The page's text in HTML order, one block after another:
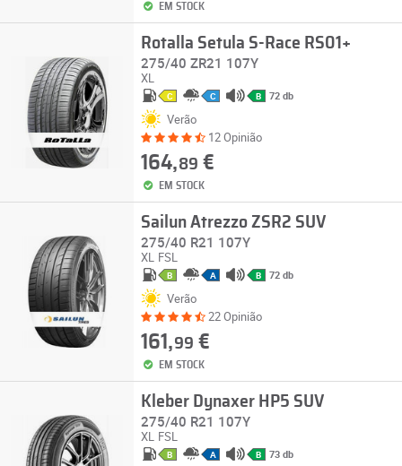
EM STOCK
Rotalla Setula S-Race RS01+
275/40 ZR21 107Y
XL
C C B 72 db
Verão
12 Opinião
164,89 €
EM STOCK
Sailun Atrezzo ZSR2 SUV
275/40 R21 107Y
XL FSL
B A B 72 db
Verão
22 Opinião
161,99 €
EM STOCK
Kleber Dynaxer HP5 SUV
275/40 R21 107Y
XL FSL
B A B 73 db